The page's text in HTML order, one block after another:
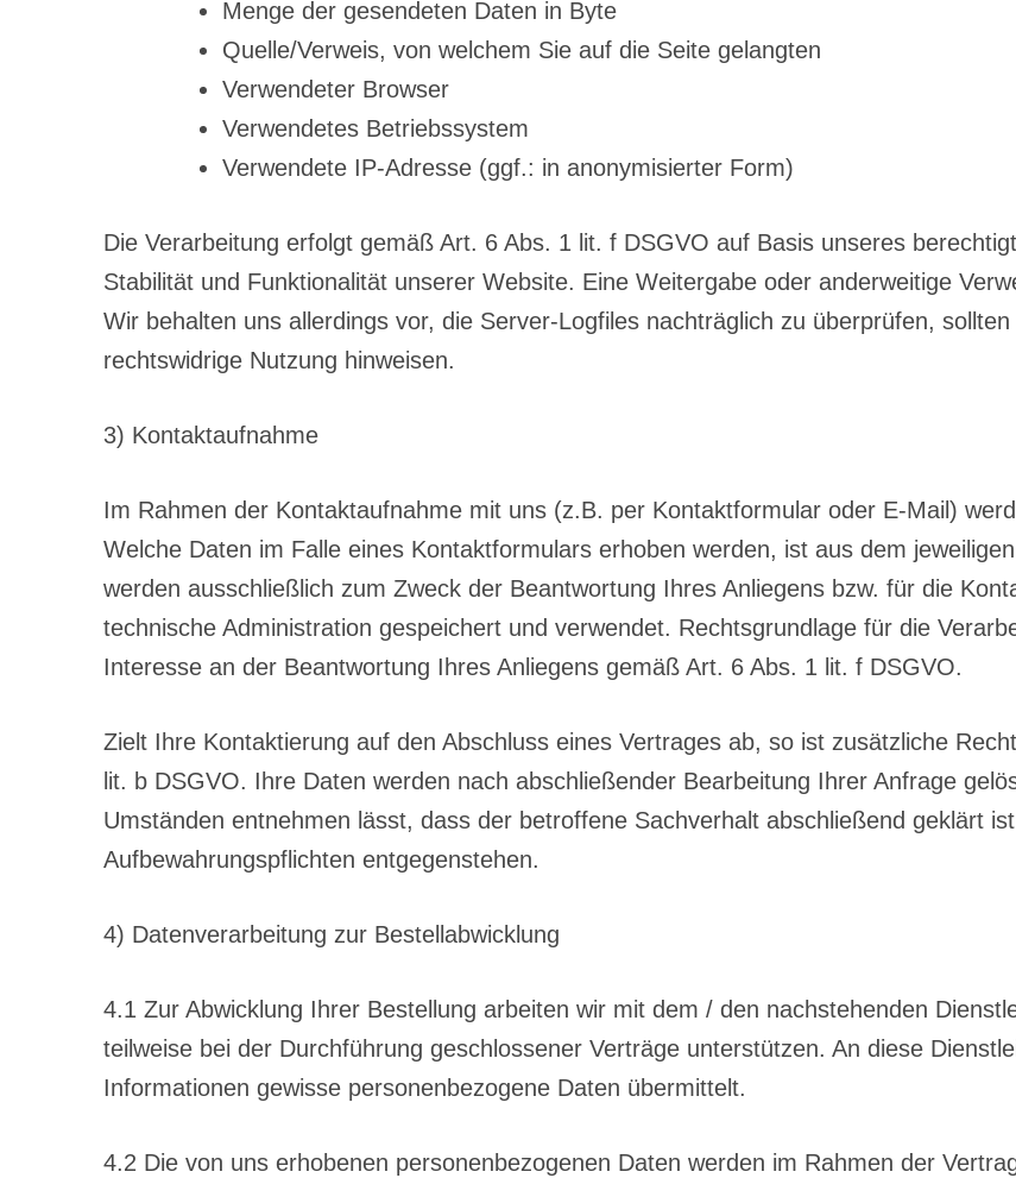
Menge der gesendeten Daten in Byte
Quelle/Verweis, von welchem Sie auf die Seite gelangten
Verwendeter Browser
Verwendetes Betriebssystem
Verwendete IP-Adresse (ggf.: in anonymisierter Form)
Die Verarbeitung erfolgt gemäß Art. 6 Abs. 1 lit. f DSGVO auf Basis unseres
Stabilität und Funktionalität unserer Website. Eine Weitergabe oder anderweitige
Wir behalten uns allerdings vor, die Server-Logfiles nachträglich zu überprüfen,
rechtswidrige Nutzung hinweisen.
3) Kontaktaufnahme
Im Rahmen der Kontaktaufnahme mit uns (z.B. per Kontaktformular oder E-Mail)
Welche Daten im Falle eines Kontaktformulars erhoben werden, ist aus dem
werden ausschließlich zum Zweck der Beantwortung Ihres Anliegens bzw. für die
technische Administration gespeichert und verwendet. Rechtsgrundlage für die
Interesse an der Beantwortung Ihres Anliegens gemäß Art. 6 Abs. 1 lit. f DSGVO.
Zielt Ihre Kontaktierung auf den Abschluss eines Vertrages ab, so ist zusätzliche
lit. b DSGVO. Ihre Daten werden nach abschließender Bearbeitung Ihrer Anfrage
Umständen entnehmen lässt, dass der betroffene Sachverhalt abschließend geklärt
Aufbewahrungspflichten entgegenstehen.
4) Datenverarbeitung zur Bestellabwicklung
4.1 Zur Abwicklung Ihrer Bestellung arbeiten wir mit dem / den nachstehenden
teilweise bei der Durchführung geschlossener Verträge unterstützen. An diese
Informationen gewisse personenbezogene Daten übermittelt.
4.2 Die von uns erhobenen personenbezogenen Daten werden im Rahmen der